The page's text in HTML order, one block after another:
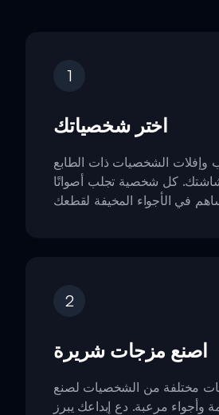
1
اختر شخصياتك
وإفلات الشخصيات ذات الطابع
كل شخصية تجلب أصواتًا
2
اصنع مزجات شريرة
مختلفة من الشخصيات لصنع
مرعبة. دع إبداعك يبرز